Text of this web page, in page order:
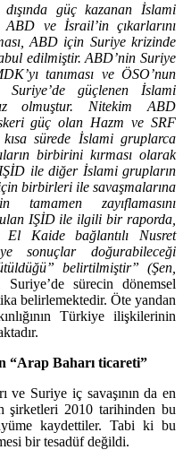
dışında güç kazanan İslami
ve İsrail’in çıkarlarını
ABD için Suriye krizinde
edilmiştir. ABD’nin Suriye
tanıması ve ÖSO’nun
Suriye’de güçlenen İslami
olmuştur. Nitekim ABD
güç olan Hazm ve SRF
sürede İslami gruplarca
birbirini kırması olarak
ile diğer İslami grupların
birbirleri ile savaşmalarına
zayıflamasını
IŞİD ile ilgili bir raporda,
El Kaide bağlantılı Nusret
sonuçlar doğurabileceği
belirtilmiştir” (Şen,
sürecin dönemsel
belirlemektedir. Öte yandan
Türkiye ilişkilerinin
“Arap Baharı ticareti”
ve Suriye iç savaşının da en
şirketleri 2010 tarihinden bu
kaydettiler. Tabi ki bu
bir tesadüf değildi.